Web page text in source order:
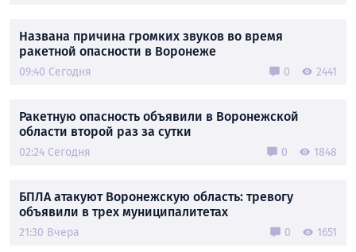
Названа причина громких звуков во время
ракетной опасности в Воронеже
09:40 Сегодня 0 2441
Ракетную опасность объявили в Воронежской
области второй раз за сутки
02:24 Сегодня 0 1848
БПЛА атакуют Воронежскую область: тревогу
объявили в трех муниципалитетах
21:30 Вчера 0 1651